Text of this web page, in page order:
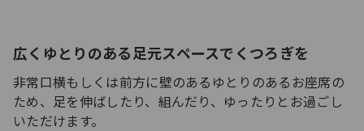
広くゆとりのある足元スペースでくつろぎを
非常口横もしくは前方に壁のあるゆとりのあるお座席の
ため、足を伸ばしたり、組んだり、ゆったりとお過ごし
いただけます。